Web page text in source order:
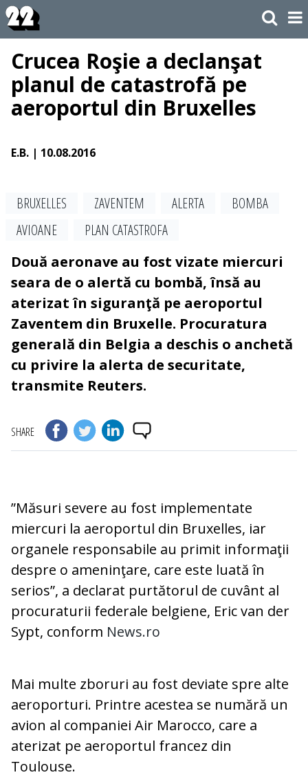
Crucea Roşie a declanşat
planul de catastrofă pe
aeroportul din Bruxelles
E.B. | 10.08.2016
BRUXELLES ZAVENTEM ALERTA
BOMBA
AVIOANE
PLAN CATASTROFA
Două aeronave au fost vizate miercuri
seara de o alertă cu bombă, însă au
aterizat în siguranţă pe aeroportul
Zaventem din Bruxelle. Procuratura
generală din Belgia a deschis o anchetă
cu privire la alerta de securitate,
transmite Reuters.
SHARE
”Măsuri severe au fost implementate
miercuri la aeroportul din Bruxelles, iar
organele responsabile au primit informaţii
despre o ameninţare, care este luată în
serios”, a declarat purtătorul de cuvânt al
procuraturii federale belgiene, Eric van der
Sypt, conform News.ro
Mai multe zboruri au fost deviate spre alte
aeroporturi. Printre acestea se numără un
avion al companiei Air Marocco, care a
aterizat pe aeroportul francez din
Toulouse.